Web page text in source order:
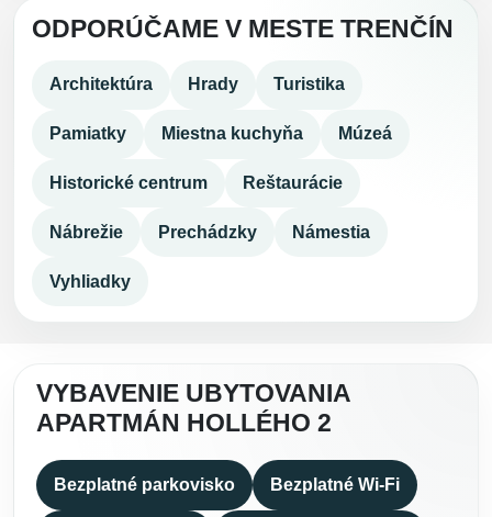
ODPORÚČAME V MESTE TRENČÍN
Architektúra Hrady Turistika
Pamiatky Miestna kuchyňa Múzeá
Historické centrum Reštaurácie
Nábrežie Prechádzky Námestia
Vyhliadky
VYBAVENIE UBYTOVANIA
APARTMÁN HOLLÉHO 2
Bezplatné parkovisko Bezplatné Wi-Fi